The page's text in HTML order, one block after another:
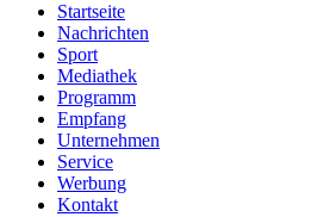
Startseite
Nachrichten
Sport
Mediathek
Programm
Empfang
Unternehmen
Service
Werbung
Kontakt